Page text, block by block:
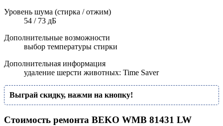
Уровень шума (стирка / отжим)
54 / 73 дБ
Дополнительные возможности
выбор температуры стирки
Дополнительная информация
удаление шерсти животных: Time Saver
Выграй скидку, нажми на кнопку!
Стоимость ремонта BEKO WMB 81431 LW